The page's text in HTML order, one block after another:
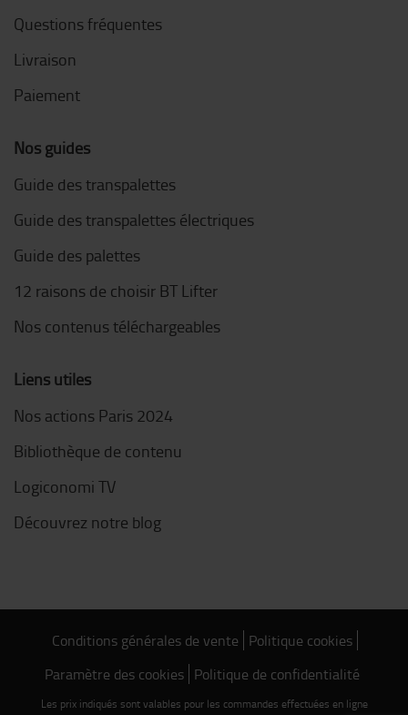
Questions fréquentes
Livraison
Paiement
Nos guides
Guide des transpalettes
Guide des transpalettes électriques
Guide des palettes
12 raisons de choisir BT Lifter
Nos contenus téléchargeables
Liens utiles
Nos actions Paris 2024
Bibliothèque de contenu
Logiconomi TV
Découvrez notre blog
Conditions générales de vente Politique cookies
Paramètre des cookies Politique de confidentialité
Les prix indiqués sont valables pour les commandes effectuées en ligne